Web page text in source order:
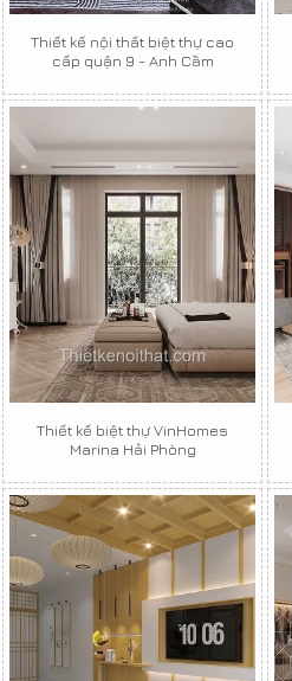
Thiết kế nội thất biệt thự cao
cấp quận 9 - Anh Cầm
Thiết kế biệt thự VinHomes
Marina Hải Phòng